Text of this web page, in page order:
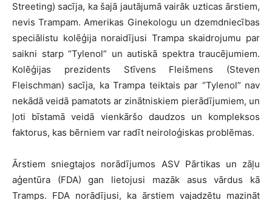
Streeting) sacīja, ka šajā jautājumā vairāk uzticas ārstiem,
nevis Trampam. Amerikas Ginekologu un dzemdniecības
speciālistu kolēģija noraidījusi Trampa skaidrojumu par
saikni starp “Tylenol” un autiskā spektra traucējumiem.
Kolēģijas prezidents Stīvens Fleišmens (Steven
Fleischman) sacīja, ka Trampa teiktais par “Tylenol” nav
nekādā veidā pamatots ar zinātniskiem pierādījumiem, un
ļoti bīstamā veidā vienkāršo daudzos un kompleksos
faktorus, kas bērniem var radīt neiroloģiskas problēmas.
Ārstiem sniegtajos norādījumos ASV Pārtikas un zāļu
aģentūra (FDA) gan lietojusi mazāk asus vārdus kā
Tramps. FDA norādījusi, ka ārstiem vajadzētu mazināt